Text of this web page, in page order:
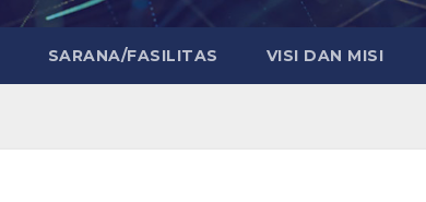
SARANA/FASILITAS VISI DAN MISI